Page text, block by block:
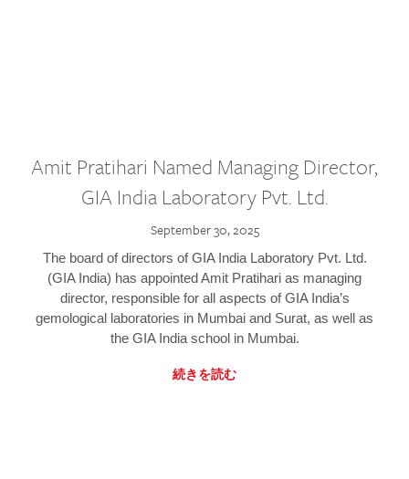
Amit Pratihari Named Managing Director,
GIA India Laboratory Pvt. Ltd.
September 30, 2025
The board of directors of GIA India Laboratory Pvt. Ltd.
(GIA India) has appointed Amit Pratihari as managing
director, responsible for all aspects of GIA India’s
gemological laboratories in Mumbai and Surat, as well as
the GIA India school in Mumbai.
続きを読む